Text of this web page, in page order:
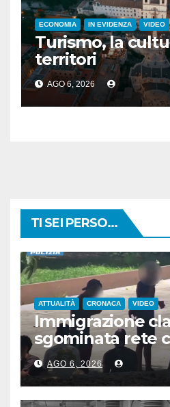
ECONOMIA IN EVIDENZA VIDEO
Turismo, la
territori
AGO 6, 2026
TI SEI PERSO...
ATTUALITÀ CRONACA VIDEO
Immigrazione
sgominata rete
Algeria, Italia e
AGO 6, 2026